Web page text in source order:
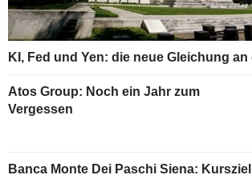
KI, Fed und Yen: die neue Gleichung
Atos Group: Noch ein Jahr zum
Vergessen
Banca Monte Dei Paschi Siena: Kursziel